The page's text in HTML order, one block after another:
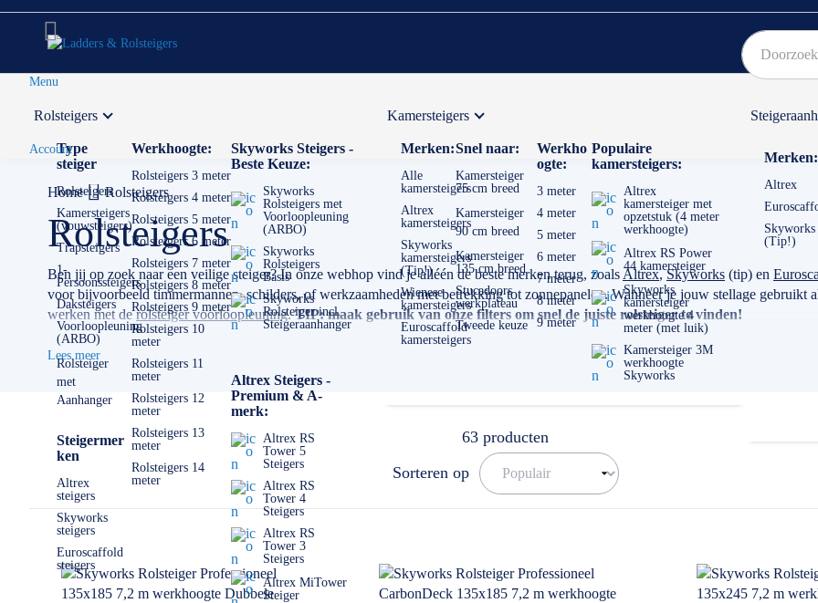
Menu
Rolsteigers
Type
steiger
Rolsteigers
Kamersteigers
(vouwsteigers)
Trapsteigers
1-
Persoonssteigers
Daksteigers
Voorloopleuning
(ARBO)
Rolsteiger
met
Aanhanger
Steigermer
ken
Altrex
steigers
Skyworks
steigers
Euroscaffold
steigers
Werkhoogte:
Rolsteigers 3 meter
Rolsteigers 4 meter
Rolsteigers 5 meter
Rolsteigers 6 meter
Rolsteigers 7 meter
Rolsteigers 8 meter
Rolsteigers 9 meter
Rolsteigers 10
meter
Rolsteigers 11
meter
Rolsteigers 12
meter
Rolsteigers 13
meter
Rolsteigers 14
meter
Skyworks Steigers -
Beste Keuze:
Skyworks
Rolsteigers met
Voorloopleuning
(ARBO)
Skyworks
Rolsteigers
Basis
Skyworks
Rolsteiger incl.
Steigeraanhanger
Altrex Steigers -
Premium & A-
merk:
Altrex RS
Tower 5
Steigers
Altrex RS
Tower 4
Steigers
Altrex RS
Tower 3
Steigers
Altrex MiTower
Steiger
Kamersteigers
Merken:
Alle
kamersteigers
Altrex
kamersteigers
Skyworks
kamersteigers
(Tip!)
Wienese
kamersteigers
Euroscaffold
kamersteigers
Snel naar:
Kamersteiger
75 cm breed
Kamersteiger
90 cm breed
Kamersteiger
135 cm breed
Stucadoors
werkplateau
Tweede keuze
Werkho
ogte:
3 meter
4 meter
5 meter
6 meter
7 meter
8 meter
9 meter
Populaire
kamersteigers:
Altrex
kamersteiger met
opzetstuk (4 meter
werkhoogte)
Altrex RS Power
44 kamersteiger
Skyworks
kamersteiger
werkhoogte 4
meter (met luik)
Kamersteiger 3M
werkhoogte
Skyworks
Merken:
Altrex
Skyworks
(Tip!)
Account
Home Rolsteigers
Rolsteigers
Ben jij op zoek naar een veilige steiger? In onze webhop vind je alléén de beste merken terug, zoals Altrex,Skyworks (tip) en
voor bijvoorbeeld timmermannen, schilders, of werkzaamheden met betrekking tot zonnepanelen. Wanneer je jouw stellage gebruikt
werken met derolsteiger voorloopleuning.TIP: maak gebruik van onze filters om snel de juiste rolsteiger te vinden!
✅Voor 12U besteld = volgende werkdag op locatie
✅Vrijblijvende offerteop maat
✅ Contact:
0511- 40 25 64 mail
Lees meer
63 producten
Sorteren op